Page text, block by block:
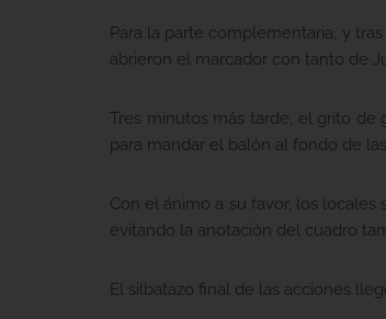
Para la parte complementaria, y
abrieron el marcador con tanto de
Tres minutos más tarde, el grito de
para mandar el balón al fondo de
Con el ánimo a su favor, los
evitando la anotación del cuadro
El silbatazo final de las acciones